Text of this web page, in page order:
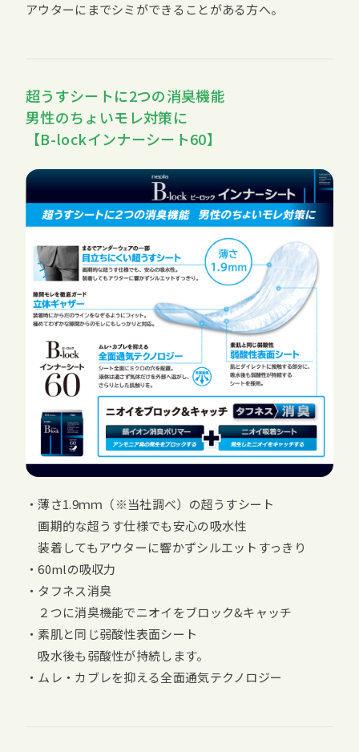
アウターにまでシミができることがある方へ。
超うすシートに2つの消臭機能
男性のちょいモレ対策に
【B-lockインナーシート60】
・薄さ1.9ｍｍ（※当社調べ）の超うすシート
画期的な超うす仕様でも安心の吸水性
装着してもアウターに響かずシルエットすっきり
・60mlの吸収力
・タフネス消臭
２つに消臭機能でニオイをブロック&キャッチ
・素肌と同じ弱酸性表面シート
吸水後も弱酸性が持続します。
・ムレ・カブレを抑える全面通気テクノロジー